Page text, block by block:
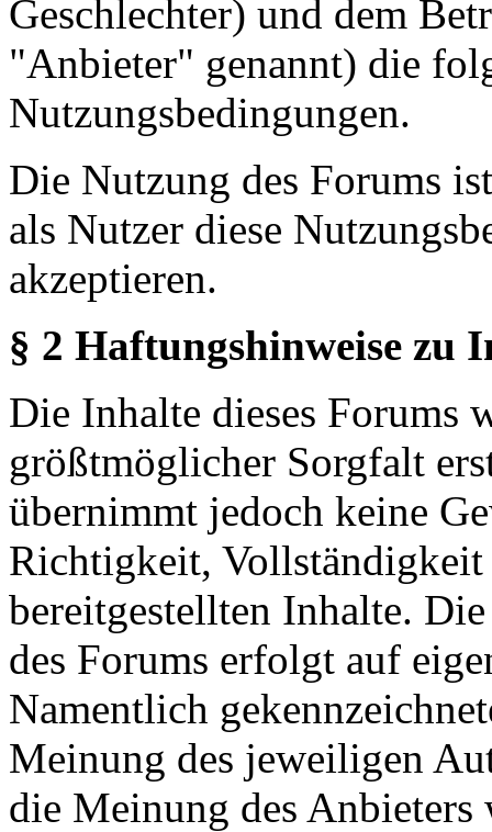
Geschlechter) und dem
"Anbieter" genannt) die
Nutzungsbedingungen.
Die Nutzung des Forums
als Nutzer diese
akzeptieren.
§ 2 Haftungshinweise zu
Die Inhalte dieses Forums
größtmöglicher Sorgfalt
übernimmt jedoch keine
Richtigkeit,
bereitgestellten Inhalte.
des Forums erfolgt auf
Namentlich
Meinung des jeweiligen
die Meinung des Anbieters